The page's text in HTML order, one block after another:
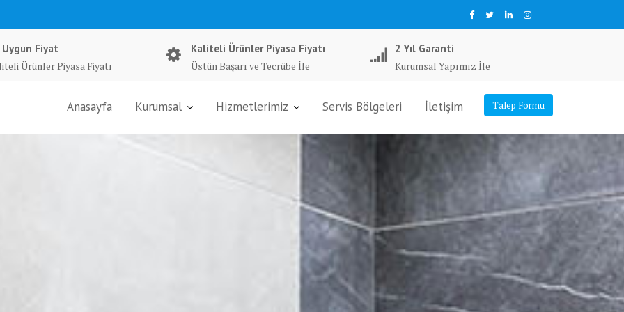
Uygun Fiyat
Ürünler Piyasa Fiyatı
Kaliteli Ürünler Piyasa Fiyatı
Üstün Başarı ve Tecrübe İle
2 Yıl Garanti
Kurumsal Yapımız İle
Talep Formu
Anasayfa Kurumsal Hizmetlerimiz Servis Bölgeleri İletişim